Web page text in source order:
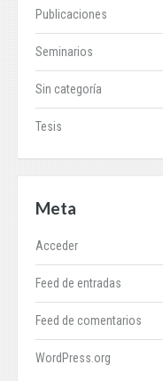
Publicaciones
Seminarios
Sin categoría
Tesis
Meta
Acceder
Feed de entradas
Feed de comentarios
WordPress.org